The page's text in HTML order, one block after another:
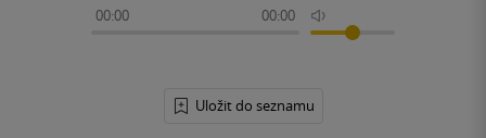
00:00 00:00
Uložit do seznamu